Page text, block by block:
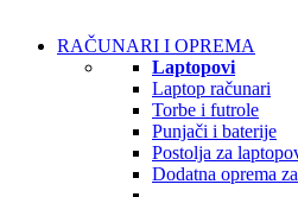
RAČUNARI I OPREMA
Laptopovi
Laptop računari
Torbe i futrole
Punjači i baterije
Postolja za
Dodatna oprema